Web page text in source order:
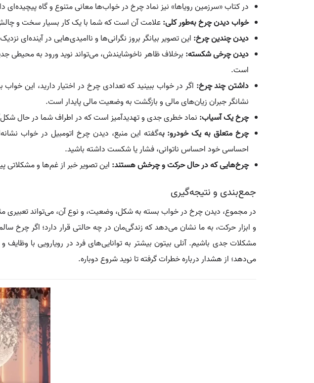
در کتاب «سرزمین رویاها» نیز نماد چرخ در خواب‌ها معانی متنوع و گاه
خواب دیدن چرخ به‌طور کلی:علامت آن است که شما با یک کار بسیار سخت و
دیدن چندین چرخ: این تصویر بیانگر بروز نگرانی‌ها و ناامیدی‌هایی در
دیدن چرخی شکسته: برخلاف ظاهر ناخوشایندش، می‌تواند نوید ورود به محیطی
است.
داشتن چند چرخ: اگر در خواب ببینید که تعدادی چرخ در اختیار دارید، این
نشانگر جبران زیان‌های مالی و بازگشت به وضعیت مالی پایدار است.
چرخ یک آسیاب: نماد خطری جدی و تهدیدآمیز است که در اطراف شما در حال
چرخ متعلق به یک خودرو: به‌گفته این منبع، دیدن چرخ اتومبیل در خواب
احساسی خود احساس ناتوانی، فشار یا شکست داشته باشید.
چرخ‌هایی که در حال حرکت و چرخش هستند: این تصویر خبر از غم‌ها و
جمع‌بندی و نتیجه‌گیری
در مجموع، دیدن چرخ در خواب بسته به شکل، وضعیت، و نوع آن، می‌تواند تعبیری
و ابزار حرکت، به ما نشان می‌دهد که زندگی‌مان در چه حالتی قرار دارد؛ اگر چرخ
مشکلات جدی باشیم. آنلی بیتون بیشتر به توانایی‌های فرد در رویارویی با وظایف
می‌دهد؛ از هشدار درباره خطرات گرفته تا نوید شروع دوباره.